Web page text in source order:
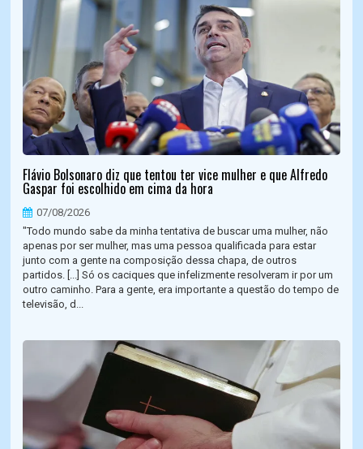
Flávio Bolsonaro diz que tentou ter vice mulher e que Alfredo
Gaspar foi escolhido em cima da hora
07/08/2026
"Todo mundo sabe da minha tentativa de buscar uma mulher, não
apenas por ser mulher, mas uma pessoa qualificada para estar
junto com a gente na composição dessa chapa, de outros
partidos. [...] Só os caciques que infelizmente resolveram ir por um
outro caminho. Para a gente, era importante a questão do tempo de
televisão, d...